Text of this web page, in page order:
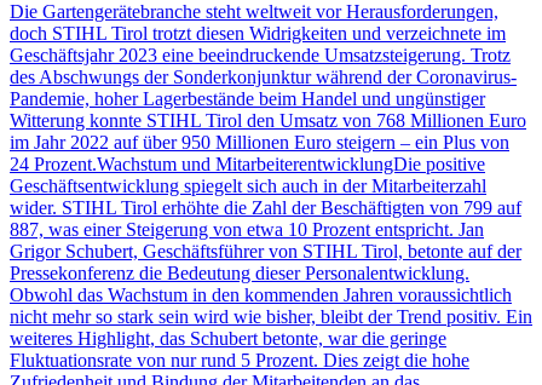
Die Gartengerätebranche steht weltweit vor Herausforderungen,
doch STIHL Tirol trotzt diesen Widrigkeiten und verzeichnete im
Geschäftsjahr 2023 eine beeindruckende Umsatzsteigerung. Trotz
des Abschwungs der Sonderkonjunktur während der Coronavirus-
Pandemie, hoher Lagerbestände beim Handel und ungünstiger
Witterung konnte STIHL Tirol den Umsatz von 768 Millionen Euro
im Jahr 2022 auf über 950 Millionen Euro steigern – ein Plus von
24 Prozent.Wachstum und MitarbeiterentwicklungDie positive
Geschäftsentwicklung spiegelt sich auch in der Mitarbeiterzahl
wider. STIHL Tirol erhöhte die Zahl der Beschäftigten von 799 auf
887, was einer Steigerung von etwa 10 Prozent entspricht. Jan
Grigor Schubert, Geschäftsführer von STIHL Tirol, betonte auf der
Pressekonferenz die Bedeutung dieser Personalentwicklung.
Obwohl das Wachstum in den kommenden Jahren voraussichtlich
nicht mehr so stark sein wird wie bisher, bleibt der Trend positiv. Ein
weiteres Highlight, das Schubert betonte, war die geringe
Fluktuationsrate von nur rund 5 Prozent. Dies zeigt die hohe